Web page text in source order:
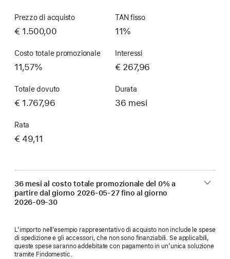
Prezzo di acquisto
€ 1.500,00
TAN fisso
11%
Costo totale promozionale
11,57%
Interessi
€ 267,96
Totale dovuto
€ 1.767,96
Durata
36 mesi
Rata
€ 49,11
36 mesi al costo totale promozionale del 0% a
partire dal giorno 2026-05-27fino al giorno
2026-09-30
L’importo nell’esempio rappresentativo di acquisto non include le spese
di spedizione e gli accessori, che non sono finanziabili. Se applicabili,
queste spese saranno addebitate con pagamento in un’unica soluzione
tramite Findomestic.